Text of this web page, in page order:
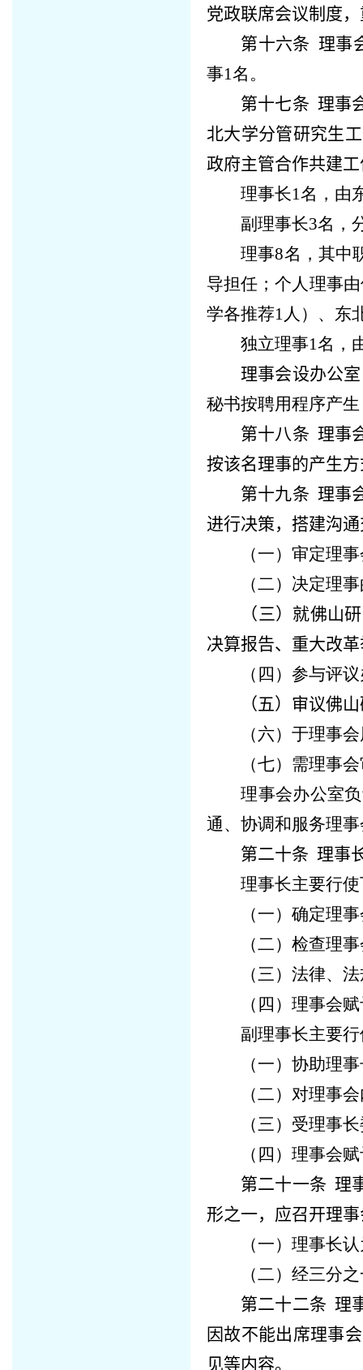
党政联席会议制度
第十六条 理事
事1名。
第十七条 理事
北大学分管研究生
政府主管合作共建
理事长1名，由
副理事长3名，
理事8名，其中
导担任；个人理事
学各推荐1人）、东
独立理事1名，
理事会设办公
秘书按聘用程序产
第十八条 理事
按该名理事的产生
第十九条 理事
进行决策，搭建沟
（一）审定理
（二）决定理
（三）就佛山
决算报告、重大改
（四）参与评
（五）审议佛
（六）于理事
（七）需理事
理事会办公室
通、协调和服务理
第二十条 理事
理事长主要行
（一）确定理
（二）检查理
（三）法律、
（四）理事会
副理事长主要
（一）协助理
（二）对理事
（三）受理事
（四）理事会
第二十一条 理
形之一，应召开理
（一）理事长
（二）经三分
第二十二条理
因故不能出席理事
见等内容。